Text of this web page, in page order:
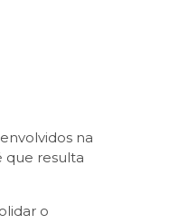
na
que resulta
o